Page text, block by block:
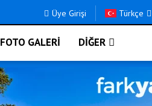
Üye Girişi Türkçe
FOTO GALERİ DİĞER